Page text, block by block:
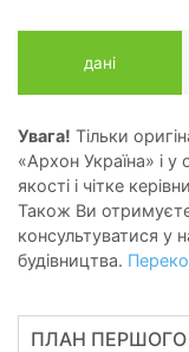
дані
Увага! Тільки
«Архон Україна» і у
якості і чітке
Також Ви
консультуватися у
будівництва.
ПЛАН ПЕРШОГО